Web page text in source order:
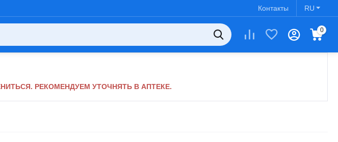
RU
Контакты
0
РЕКОМЕНДУЕМ УТОЧНЯТЬ В АПТЕКЕ.